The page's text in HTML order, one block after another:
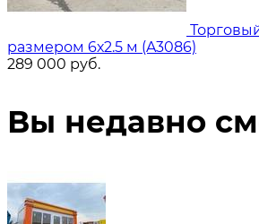
размером 6х2.5 м (A3086)
289 000 руб.
Вы недавно